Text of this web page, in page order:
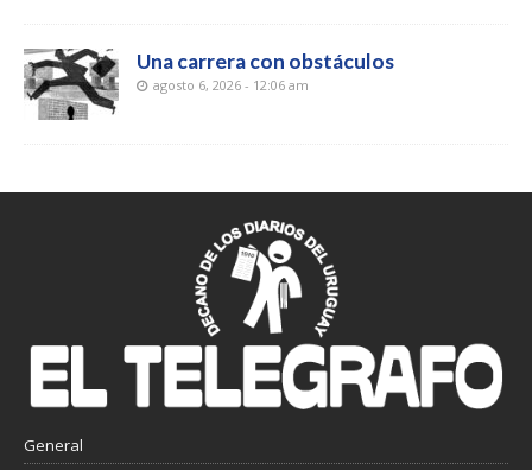
Una carrera con obstáculos
agosto 6, 2026 - 12:06 am
General